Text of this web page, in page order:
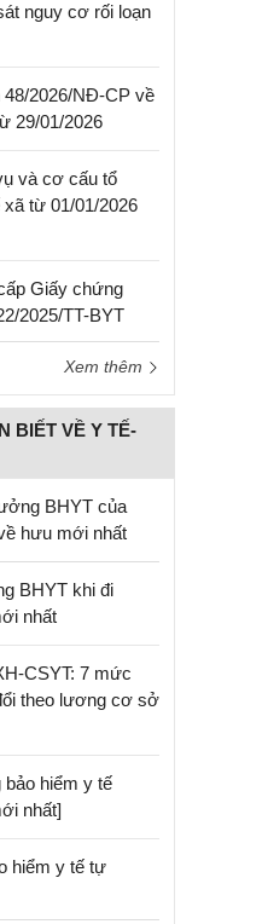
nguy cơ rối loạn
2026/NĐ-CP về
29/01/2026
và cơ cấu tổ
từ 01/01/2026
Giấy chứng
2025/TT-BYT
Xem thêm
BIẾT VỀ Y TẾ-
BHYT của
hưu mới nhất
BHYT khi đi
nhất
CSYT: 7 mức
theo lương cơ sở
hiểm y tế
nhất]
hiểm y tế tự